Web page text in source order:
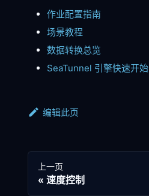
作业配置指南
场景教程
数据转换总览
SeaTunnel 引擎快速开始
编辑此页
上一页
速度控制